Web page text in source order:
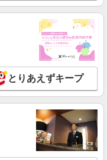
とりあえずキープ